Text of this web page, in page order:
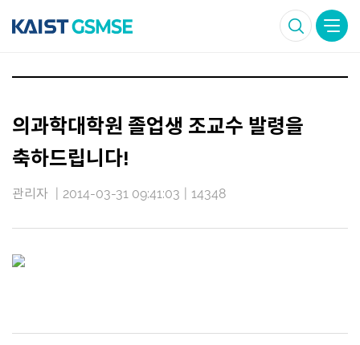
의과학대학원 졸업생 조교수 발령을
축하드립니다!
관리자 2014-03-31 09:41:03 14348